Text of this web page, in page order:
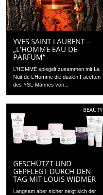
YVES SAINT LAURENT –
„L’HOMME EAU DE
PARFUM“
L’HOMME spiegelt zusammen mit La
Nuit de L’Homme die dualen Facetten
des YSL-Mannes von...
BEAUTY
GESCHÜTZT UND
GEPFLEGT DURCH DEN
TAG MIT LOUIS WIDMER
Langsam aber sicher neigt sich der